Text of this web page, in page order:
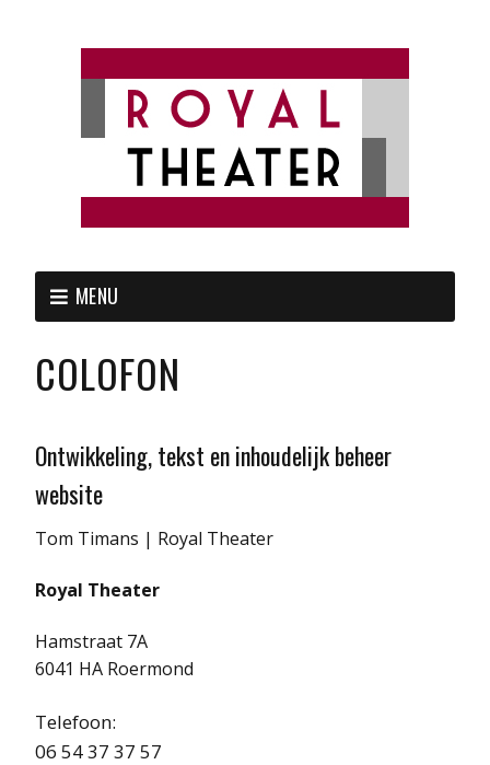
MENU
COLOFON
Ontwikkeling, tekst en inhoudelijk beheer
website
Tom Timans | Royal Theater
Royal Theater
Hamstraat 7A
6041 HA Roermond
Telefoon:
06 54 37 37 57